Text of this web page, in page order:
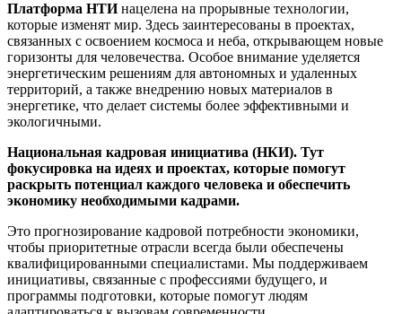
Платформа НТИнацелена на прорывные технологии,
которые изменят мир. Здесь заинтересованы в проектах,
связанных с освоением космоса и неба, открывающем новые
горизонты для человечества. Особое внимание уделяется
энергетическим решениям для автономных и удаленных
территорий, а также внедрению новых материалов в
энергетике, что делает системы более эффективными и
экологичными.
Национальная кадровая инициатива (НКИ). Тут
фокусировка на идеях и проектах, которые помогут
раскрыть потенциал каждого человека и обеспечить
экономику необходимыми кадрами.
Это прогнозирование кадровой потребности экономики,
чтобы приоритетные отрасли всегда были обеспечены
квалифицированными специалистами. Мы поддерживаем
инициативы, связанные с профессиями будущего, и
программы подготовки, которые помогут людям